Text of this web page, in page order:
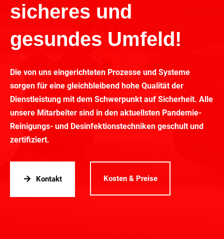
sicheres und
gesundes Umfeld!
Die von uns eingerichteten Prozesse und Systeme
sorgen für eine gleichbleibend hohe Qualität der
Dienstleistung mit dem Schwerpunkt auf Sicherheit. Alle
unsere Mitarbeiter sind in den aktuellsten Pandemie-
Reinigungs- und Desinfektionstechniken geschult und
zertifiziert.
Kontakt Kosten & Preise